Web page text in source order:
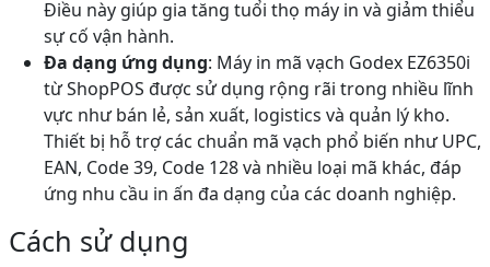
Điều này giúp gia tăng tuổi thọ máy in và giảm thiểu
sự cố vận hành.
Đa dạng ứng dụng: Máy in mã vạch Godex EZ6350i
từ ShopPOS được sử dụng rộng rãi trong nhiều lĩnh
vực như bán lẻ, sản xuất, logistics và quản lý kho.
Thiết bị hỗ trợ các chuẩn mã vạch phổ biến như UPC,
EAN, Code 39, Code 128 và nhiều loại mã khác, đáp
ứng nhu cầu in ấn đa dạng của các doanh nghiệp.
Cách sử dụng